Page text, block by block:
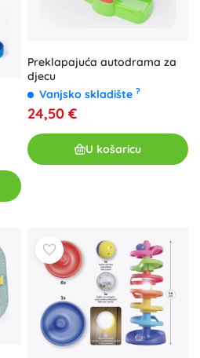
Preklapajuća autodrama za
djecu
Vanjsko skladište ?
24,50 €
U košaricu